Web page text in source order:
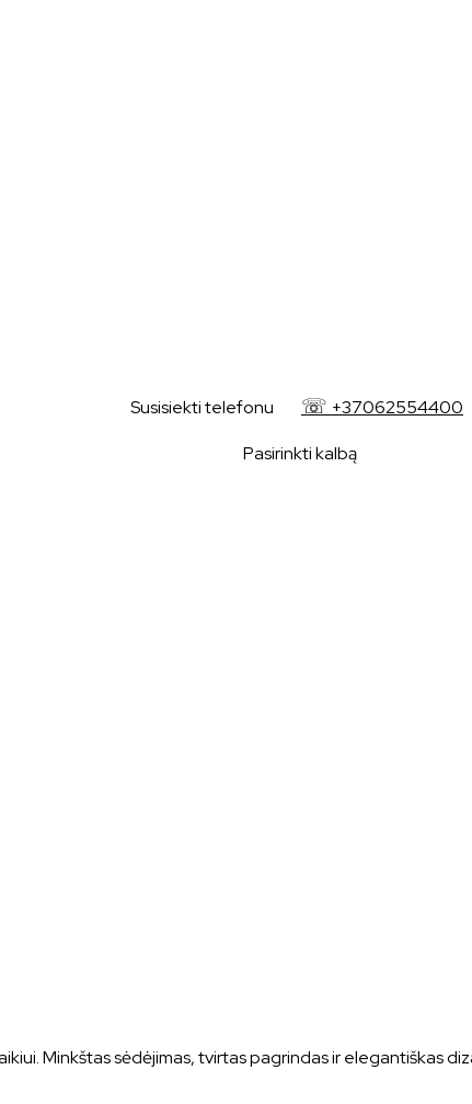
+37062554400
Minkštas sėdėjimas, tvirtas pagrindas ir elegantiškas